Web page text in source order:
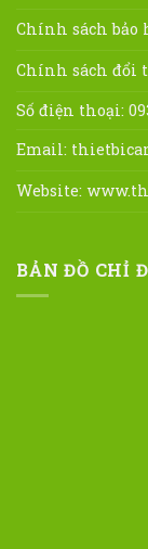
Chính sách bảo
Chính sách đổi
Số điện thoại:
Email:
Website:
BẢN ĐỒ CHỈ